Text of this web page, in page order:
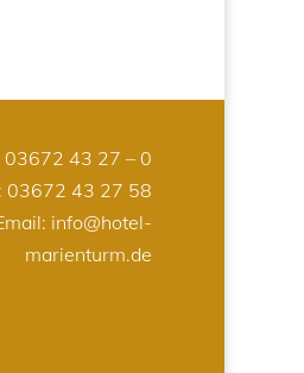
03672 43 27 – 0
03672 43 27 58
info@hotel-
marienturm.de